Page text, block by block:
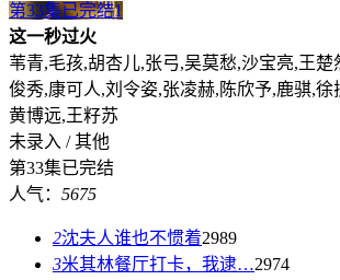
第33集已完结1
这一秒过火
苇青,毛孩,胡杏儿,张弓,吴莫愁,沙宝亮,王楚
俊秀,康可人,刘令姿,张凌赫,陈欣予,鹿骐,徐
黄博远,王籽苏
未录入 / 其他
第33集已完结
人气： 5675
2沈夫人谁也不惯着2989
3米其林餐厅打卡，我逮…2974